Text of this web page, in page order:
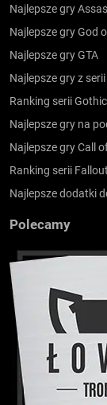
Najlepsze gry
Najlepsze gry God
Najlepsze gry GTA
Najlepsze gry z
Ranking serii
Najlepsze gry na
Najlepsze gry Call
Ranking serii Fallout
Najlepsze dodatki
Polecamy